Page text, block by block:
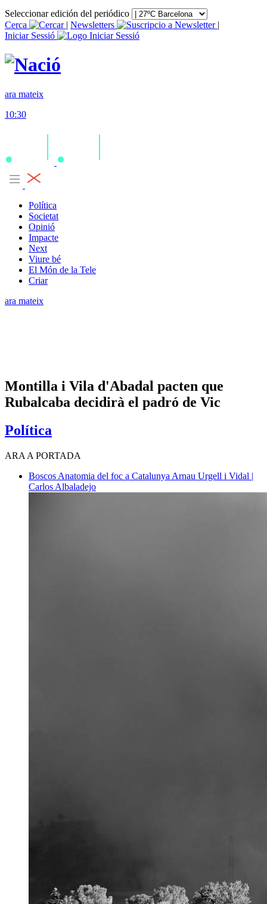
Seleccionar edición del periódico
Cerca
| Newsletters
|
Iniciar Sessió
ara mateix
10:30
Política
Societat
Opinió
Impacte
Next
Viure bé
El Món de la Tele
Criar
ara mateix
Montilla i Vila d'Abadal pacten que
Rubalcaba decidirà el padró de Vic
Política
ARA A PORTADA
Boscos Anatomia del foc a Catalunya Arnau Urgell i Vidal |
Carlos Albaladejo